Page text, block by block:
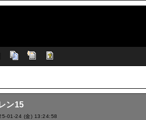
ン15
01-24 (金) 13:24:58